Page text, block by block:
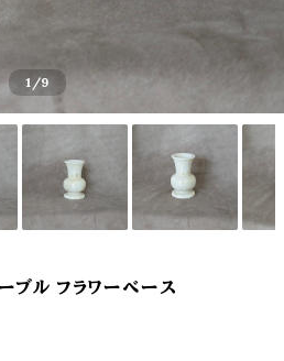
1 /9
ブル フラワーベース